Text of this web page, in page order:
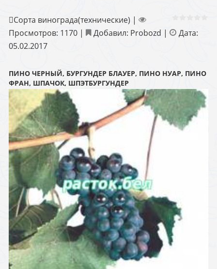
Сорта винограда(технические) |
Просмотров: 1170 | Добавил: Probozd |
Дата:
05.02.2017
ПИНО ЧЕРНЫЙ, БУРГУНДЕР БЛАУЕР, ПИНО НУАР, ПИНО
ФРАН, ШПАЧОК, ШПЭТБУРГУНДЕР